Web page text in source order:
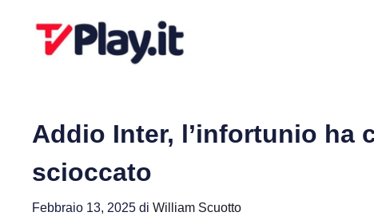
Addio Inter, l’infortunio ha
scioccato
Febbraio 13, 2025 di William Scuotto